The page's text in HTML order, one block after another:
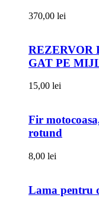
370,00 lei
REZERVOR
GAT PE
15,00 lei
Fir
rotund
8,00 lei
Lama pentru